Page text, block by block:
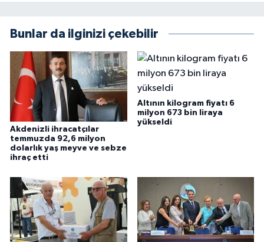
Bunlar da ilginizi çekebilir
Akdenizli ihracatçılar
temmuzda 92,6 milyon
dolarlık yaş meyve ve sebze
ihraç etti
Altının kilogram fiyatı 6
milyon 673 bin liraya
yükseldi